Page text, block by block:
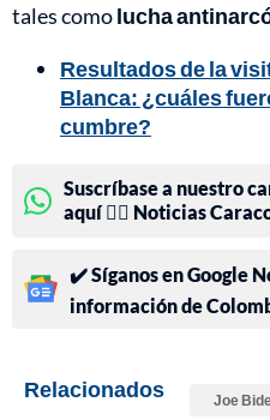
tales comolucha
Resultados de la
Blanca: ¿cuáles
cumbre?
Suscríbase a nuestro
aquí 👉🏻 Noticias
✔️ Síganos en Google
información de
Relacionados Joe